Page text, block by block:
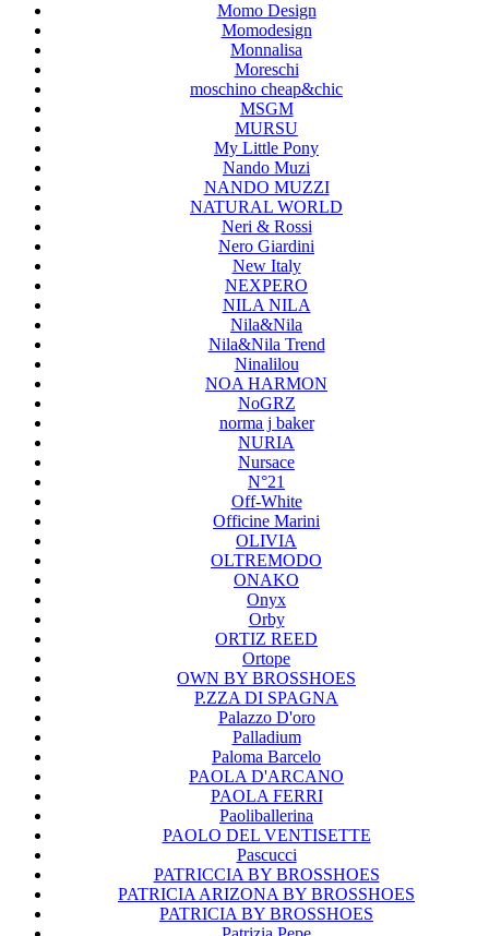
Momo Design
Momodesign
Monnalisa
Moreschi
moschino cheap&chic
MSGM
MURSU
My Little Pony
Nando Muzi
NANDO MUZZI
NATURAL WORLD
Neri & Rossi
Nero Giardini
New Italy
NEXPERO
NILA NILA
Nila&Nila
Nila&Nila Trend
Ninalilou
NOA HARMON
NoGRZ
norma j baker
NURIA
Nursace
N°21
Off-White
Officine Marini
OLIVIA
OLTREMODO
ONAKO
Onyx
Orby
ORTIZ REED
Ortope
OWN BY BROSSHOES
P.ZZA DI SPAGNA
Palazzo D'oro
Palladium
Paloma Barcelo
PAOLA D'ARCANO
PAOLA FERRI
Paoliballerina
PAOLO DEL VENTISETTE
Pascucci
PATRICCIA BY BROSSHOES
PATRICIA ARIZONA BY BROSSHOES
PATRICIA BY BROSSHOES